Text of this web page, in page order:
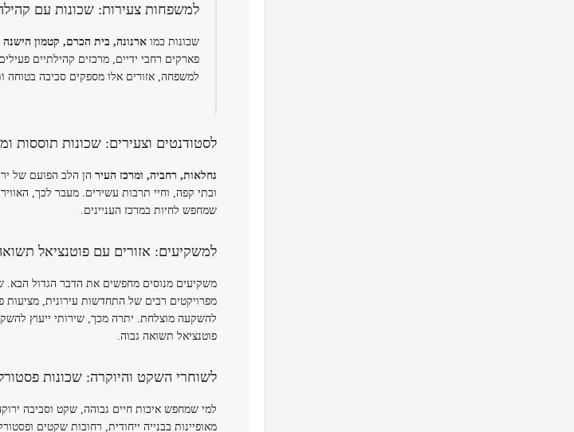
למשפחות צעירות: שכונות עם
שכונות כמו ארנונה, בית הכרם, קטמון הישנה
פארקים רחבי ידיים, מרכזים קהילתיים
למשפחה, אזורים אלו מספקים סביבה בטוחה
לסטודנטים וצעירים: שכונות תוססות
נחלאות, רחביה, ומרכז העיר הן הלב הפועם של
ובתי קפה, וחיי תרבות עשירים. מעבר לכך,
שמחפש לחיות במרכז העניינים.
למשקיעים: אזורים עם פוטנציאל
משקיעים מנוסים מחפשים את הדבר הגדול הבא.
מפרויקטים רבים של התחדשות עירונית, מציעות
להשקעה מוצלחת. יתרה מכך, שירותי ייעוץ
פוטנציאל תשואה גבוה.
לשוחרי השקט והיוקרה: שכונות
למי שמחפש איכות חיים גבוהה, שקט וסביבה
מאופיינות בבנייה ייחודית, רחובות שקטים